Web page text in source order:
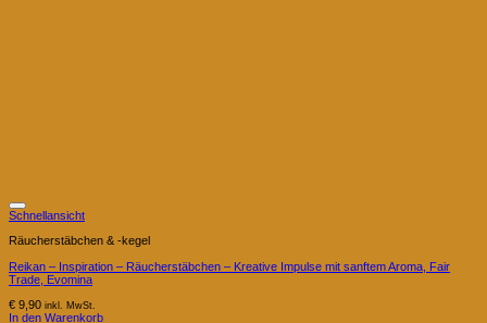
Schnellansicht
Räucherstäbchen & -kegel
Reikan – Inspiration – Räucherstäbchen – Kreative Impulse mit sanftem Aroma, Fair
Trade, Evomina
€ 9,90 inkl. MwSt.
In den Warenkorb